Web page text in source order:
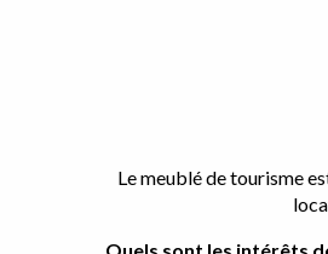
Le meublé de tourisme